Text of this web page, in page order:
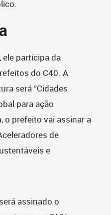
participa da
do C40. A
será “Cidades
para ação
o prefeito vai assinar a
de
e
assinado o